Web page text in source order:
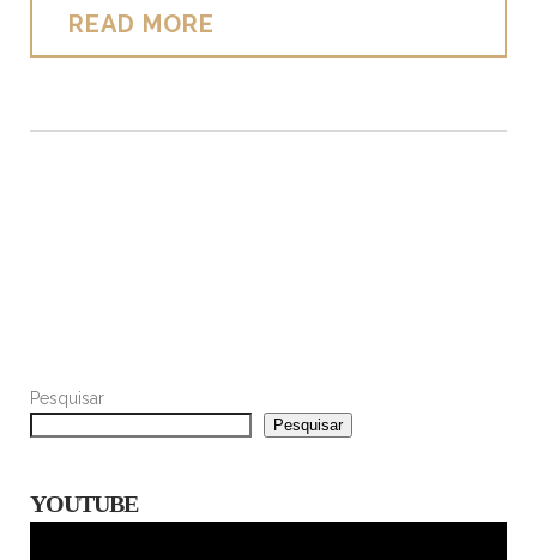
READ MORE
Pesquisar
Pesquisar
YOUTUBE